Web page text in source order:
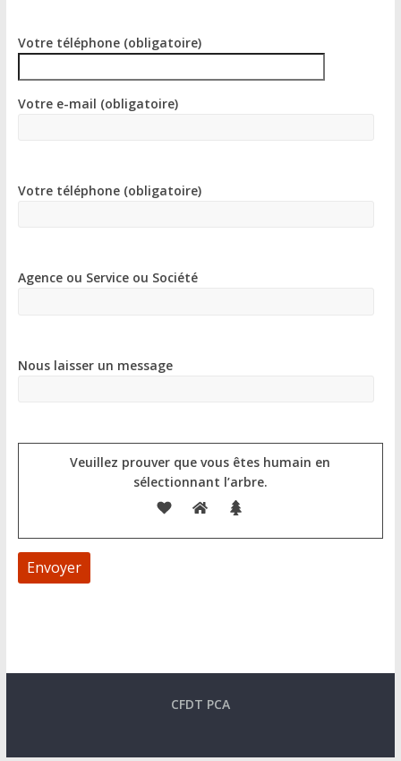
i
v
e
:
Votre téléphone (obligatoire)
Votre e-mail (obligatoire)
Votre téléphone (obligatoire)
Agence ou Service ou Société
Nous laisser un message
Veuillez prouver que vous êtes humain en
sélectionnant l’arbre.
t
CFDT PCA